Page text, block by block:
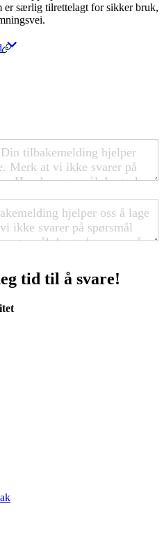
er særlig tilrettelagt for sikker bruk,
tid til å svare!